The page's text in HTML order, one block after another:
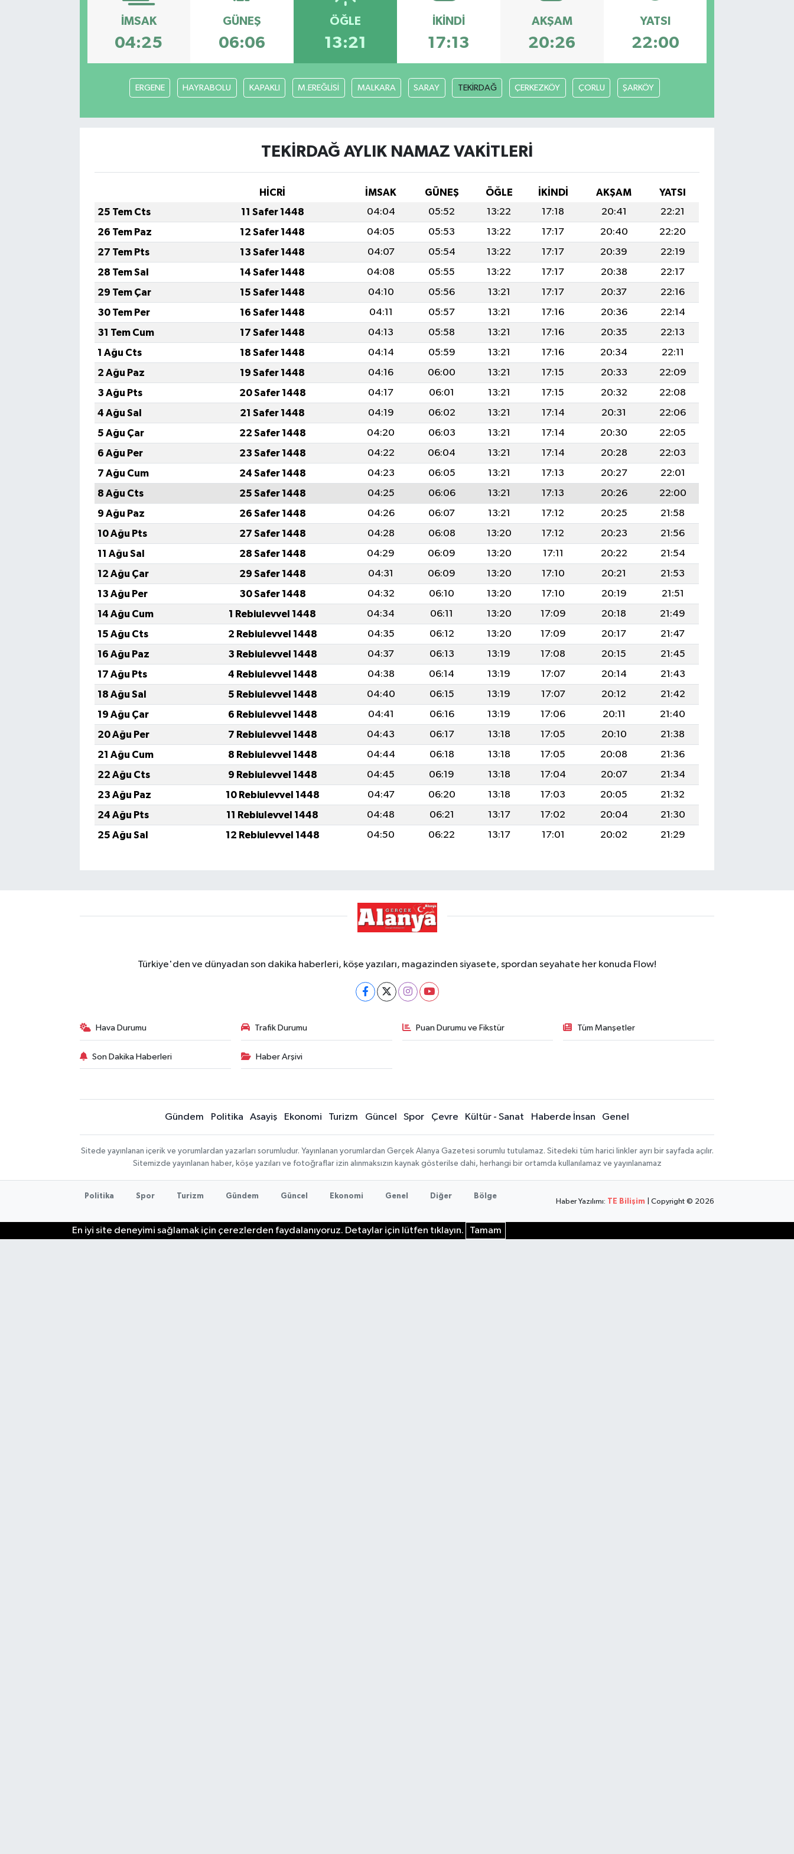
İMSAK
04:25
GÜNEŞ
06:06
ÖĞLE
13:21
İKINDI
17:13
AKŞAM
20:26
YATSI
22:00
ERGENE HAYRABOLU KAPAKLI M.EREĞLİSİ MALKARA SARAY TEKİRDAĞ ÇERKEZKÖY ÇORLU ŞARKÖY
TEKİRDAĞ AYLIK NAMAZ VAKITLERI
HİCRİ İMSAK GÜNEŞ ÖĞLE İKINDI AKŞAM
YATSI
25 Tem Cts
11 Safer 1448 04:04 05:52 13:22 17:18 20:41
22:21
26 Tem Paz
12 Safer 1448 04:05 05:53 13:22 17:17 20:40
22:20
27 Tem Pts
13 Safer 1448 04:07 05:54 13:22 17:17 20:39
22:19
28 Tem Sal
14 Safer 1448 04:08 05:55 13:22 17:17 20:38
22:17
29 Tem Çar
15 Safer 1448 04:10 05:56 13:21 17:17 20:37
22:16
30 Tem Per
16 Safer 1448 04:11 05:57 13:21 17:16 20:36
22:14
31 Tem Cum
17 Safer 1448 04:13 05:58 13:21 17:16 20:35
22:13
1 Ağu Cts
18 Safer 1448 04:14 05:59 13:21 17:16 20:34
22:11
2 Ağu Paz
19 Safer 1448 04:16 06:00 13:21 17:15 20:33
22:09
3 Ağu Pts
20 Safer 1448 04:17 06:01 13:21 17:15 20:32
22:08
4 Ağu Sal
21 Safer 1448 04:19 06:02 13:21 17:14 20:31
22:06
5 Ağu Çar
22 Safer 1448 04:20 06:03 13:21 17:14 20:30
22:05
6 Ağu Per
23 Safer 1448 04:22 06:04 13:21 17:14 20:28
22:03
7 Ağu Cum
24 Safer 1448 04:23 06:05 13:21 17:13 20:27
22:01
8 Ağu Cts
25 Safer 1448 04:25 06:06 13:21 17:13 20:26
22:00
9 Ağu Paz
26 Safer 1448 04:26 06:07 13:21 17:12 20:25
21:58
10 Ağu Pts
27 Safer 1448 04:28 06:08 13:20 17:12 20:23
21:56
11 Ağu Sal
28 Safer 1448 04:29 06:09 13:20 17:11 20:22
21:54
12 Ağu Çar
29 Safer 1448 04:31 06:09 13:20 17:10 20:21
21:53
13 Ağu Per
30 Safer 1448 04:32 06:10 13:20 17:10 20:19
21:51
14 Ağu Cum
1 Rebiulevvel 1448 04:34 06:11 13:20 17:09 20:18
21:49
15 Ağu Cts
2 Rebiulevvel 1448 04:35 06:12 13:20 17:09 20:17
21:47
16 Ağu Paz
3 Rebiulevvel 1448 04:37 06:13 13:19 17:08 20:15
21:45
17 Ağu Pts
4 Rebiulevvel 1448 04:38 06:14 13:19 17:07 20:14
21:43
18 Ağu Sal
5 Rebiulevvel 1448 04:40 06:15 13:19 17:07 20:12
21:42
19 Ağu Çar
6 Rebiulevvel 1448 04:41 06:16 13:19 17:06 20:11
21:40
20 Ağu Per
7 Rebiulevvel 1448 04:43 06:17 13:18 17:05 20:10
21:38
21 Ağu Cum
8 Rebiulevvel 1448 04:44 06:18 13:18 17:05 20:08
21:36
22 Ağu Cts
9 Rebiulevvel 1448 04:45 06:19 13:18 17:04 20:07
21:34
23 Ağu Paz
10 Rebiulevvel 1448 04:47 06:20 13:18 17:03 20:05
21:32
24 Ağu Pts
11 Rebiulevvel 1448 04:48 06:21 13:17 17:02 20:04
21:30
25 Ağu Sal
12 Rebiulevvel 1448 04:50 06:22 13:17 17:01 20:02 21:29
Türkiye'den ve dünyadan son dakika haberleri, köşe yazıları, magazinden siyasete, spordan seyahate her konuda Flow!
Hava Durumu Trafik Durumu Puan Durumu ve Fikstür Tüm Manşetler
Son Dakika Haberleri Haber Arşivi
Gündem Politika Asayiş Ekonomi Turizm Güncel Spor Çevre Kültür - Sanat Haberde İnsan Genel
Sitede yayınlanan içerik ve yorumlardan yazarları sorumludur. Yayınlanan yorumlardan Gerçek Alanya Gazetesi sorumlu tutulamaz. Sitedeki tüm harici linkler ayrı bir sayfada açılır.
Sitemizde yayınlanan haber, köşe yazıları ve fotoğraflar izin alınmaksızın kaynak gösterilse dahi, herhangi bir ortamda kullanılamaz ve yayınlanamaz
Politika Spor Turizm Gündem Güncel Ekonomi Genel Diğer Bölge
Haber Yazılımı: TE Bilişim | Copyright © 2026
En iyi site deneyimi sağlamak için çerezlerden faydalanıyoruz. Detaylar için lütfen tıklayın. Tamam
Gizlilik İlkeleri - Privacy Policy